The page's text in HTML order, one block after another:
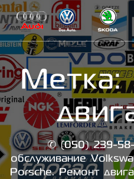
✆ (050) 239-
обслуживание
Porsche. Ремонт